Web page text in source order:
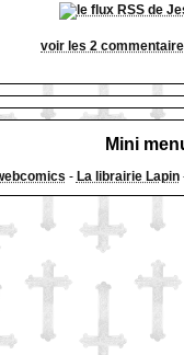
voir les 2
Mini
- La librairie Lapin